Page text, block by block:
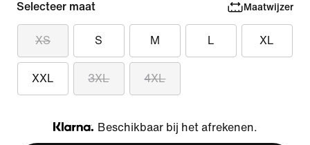
Selecteer maat Maatwijzer
XS S M L XL
XXL 3XL 4XL
Klarna
Beschikbaar bij het afrekenen.